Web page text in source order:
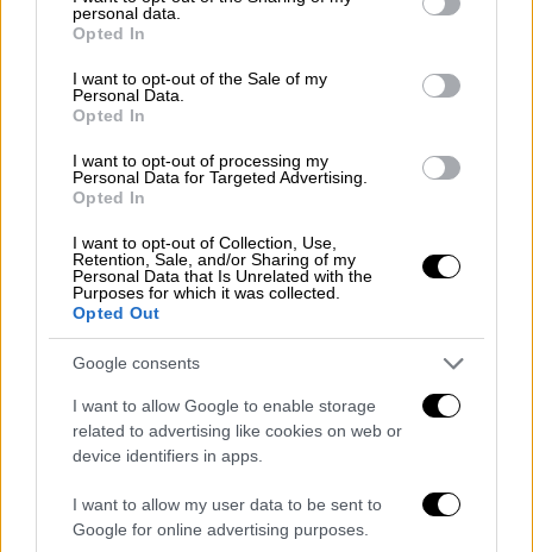
grant or deny consent to Google and its third-party tags to
use your data for below specified purposes in below Google
consent section.
personal data.
Opted In
I want to opt-out of the Sale of my
Personal Data.
Opted In
I want to opt-out of processing my
Personal Data for Targeted Advertising.
Opted In
I want to opt-out of Collection, Use,
Retention, Sale, and/or Sharing of my
Personal Data that Is Unrelated with the
Purposes for which it was collected.
Opted Out
Google consents
I want to allow Google to enable storage
related to advertising like cookies on web or
device identifiers in apps.
I want to allow my user data to be sent to
Google for online advertising purposes.
μεταμόσχευση.
Η λέξη «μεταμόσχευση» σε φοβίζει
τίποτα, αλλά μόλις έμαθανότι εάν είναι
συμβατοί θα σώσουν το παιδί τους,
απαραίτητες εξετάσεις. Συμβατοί ήταν και
οι δύο, αλλά επελέχθη ο πατέρας.
«Έλεγα μεταμόσχευση; Η λέξη αυτή σε
φοβίζει, είναι κάτι πολύ μεγάλο…
Ήμασταν,
όμως, σε πολύ καλά χέρια. Όταν έμαθα ότι
θα είναι ο μπαμπάς μου είχα άγχος μήπως
πάθει κάτι, αλλά εκείνος
στιγμή, ήταν πολύ χαρούμενοςπου θα
βοηθήσει το παιδί του», δήλωσε η 23χρονη